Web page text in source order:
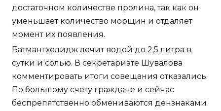
достаточном количестве пролина, так как он
уменьшает количество морщин и отдаляет
момент их появления.
Батмангхелидж лечит водой до 2,5 литра в
сутки и солью. В секретариате Шувалова
комментировать итоги совещания отказались.
По большому счету граждане и сейчас
беспрепятственно обмениваются дензнаками